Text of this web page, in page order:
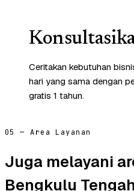
Ceritakan kebutuhan
hari yang sama dengan
gratis 1 tahun.
05 — Area Layanan
Juga melayani
Bengkulu Tengah